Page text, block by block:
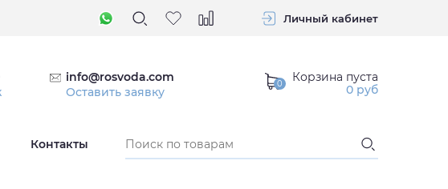
Личный кабинет
info@rosvoda.com
Оставить заявку
Корзина пуста
0 руб
Контакты